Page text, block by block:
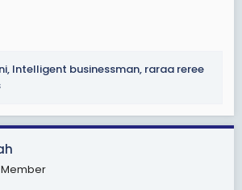
, Intelligent businessman, raraa reree
Member